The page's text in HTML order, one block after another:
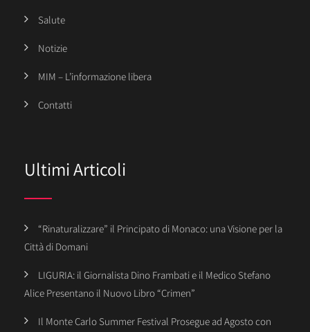
Salute
Notizie
MIM – L’informazione libera
Contatti
Ultimi Articoli
“Rinaturalizzare” il Principato di Monaco: una Visione per la
Città di Domani
LIGURIA: il Giornalista Dino Frambati e il Medico Stefano
Alice Presentano il Nuovo Libro “Crimen”
Il Monte Carlo Summer Festival Prosegue ad Agosto con